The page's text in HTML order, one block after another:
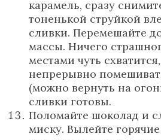
карамель, сразу
тоненькой струйкой
сливки. Перемешайте
массы. Ничего
местами чуть
непрерывно
(можно вернуть на
сливки готовы.
Поломайте шоколад и
миску. Вылейте